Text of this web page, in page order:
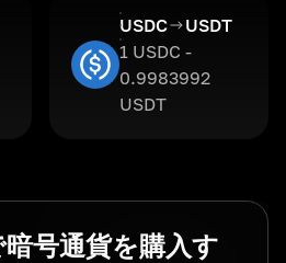
USDC
USDT
1 USDC -
0.9983992
USDT
号通貨を購入す